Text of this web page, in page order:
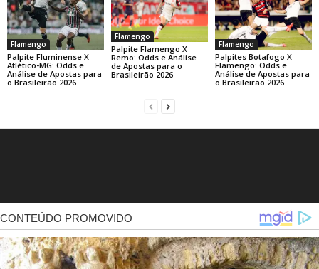
Flamengo
Palpite Fluminense X
Atlético-MG: Odds e
Análise de Apostas para
o Brasileirão 2026
Flamengo
Palpite Flamengo X
Remo: Odds e Análise
de Apostas para o
Brasileirão 2026
Flamengo
Palpites Botafogo X
Flamengo: Odds e
Análise de Apostas para
o Brasileirão 2026